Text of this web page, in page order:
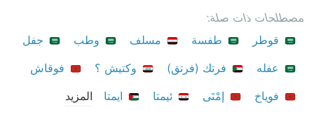
مصطلحات ذات صلة:
قوطر
طفسة مسلف وطب
جفل
عفله
فرتك (فرتق) وكتيش ؟
فوقاش
فوياخ
إمْتَى ئيمتا ايمتا المزيد